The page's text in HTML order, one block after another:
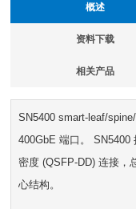
概述
资料下载
相关产品
SN5400 smart-leaf/
400GbE 端口。 SN5400
密度 (QSFP-DD) 连接，
心结构。